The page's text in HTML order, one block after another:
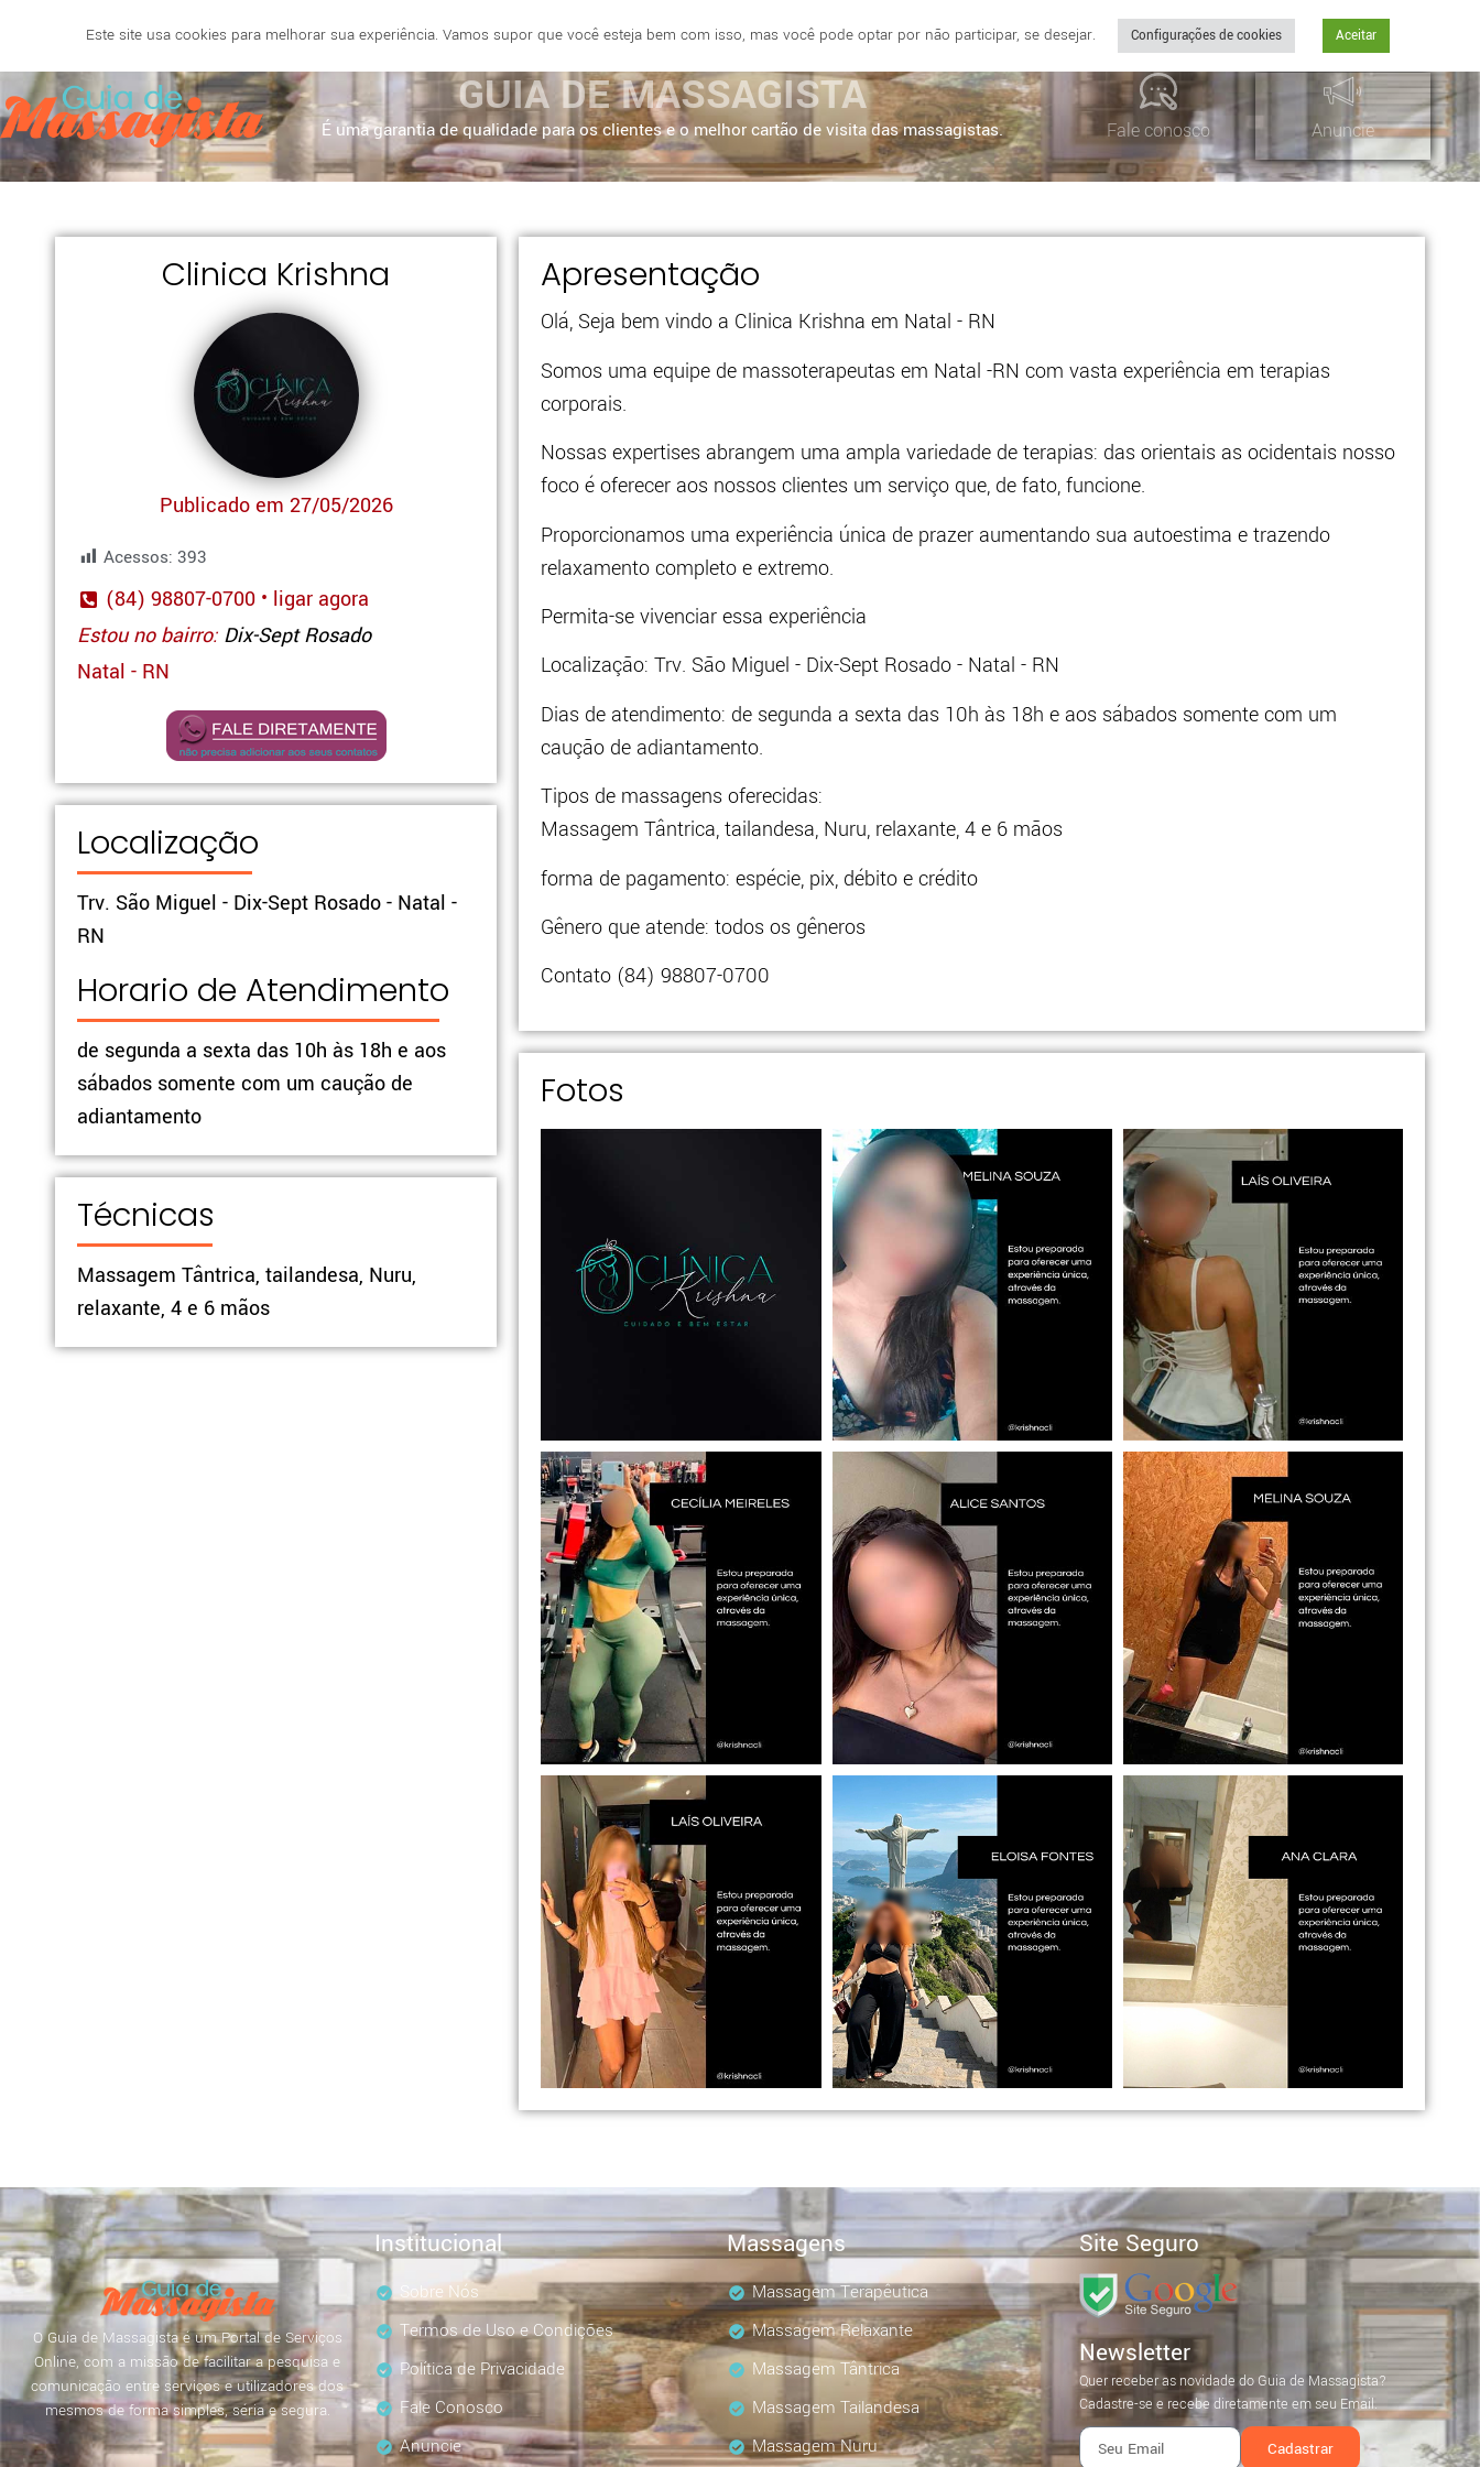
SALVADOR BELO HORIZONTE NATAL RECIFE FORTALEZA BRASÍLIA SÃO PAULO
GUIA DE MASSAGISTA
É uma garantia de qualidade para os clientes e o melhor cartão de visita das massagistas. Fale conosco Anuncie
Clinica Krishna
Publicado em 27/05/2026
Acessos: 393
(84) 98807-0700 • ligar agora
Estou no bairro: Dix-Sept Rosado
Natal - RN
Localização
Trv. São Miguel - Dix-Sept Rosado - Natal -
RN
Horario de Atendimento
de segunda a sexta das 10h às 18h e aos
sábados somente com um caução de
adiantamento
Técnicas
Massagem Tântrica, tailandesa, Nuru,
relaxante, 4 e 6 mãos
Apresentação
Olá, Seja bem vindo a Clinica Krishna em Natal - RN
Somos uma equipe de massoterapeutas em Natal -RN com vasta experiência em terapias
corporais.
Nossas expertises abrangem uma ampla variedade de terapias: das orientais as ocidentais nosso
foco é oferecer aos nossos clientes um serviço que, de fato, funcione.
Proporcionamos uma experiência única de prazer aumentando sua autoestima e trazendo
relaxamento completo e extremo.
Permita-se vivenciar essa experiência
Localização: Trv. São Miguel - Dix-Sept Rosado - Natal - RN
Dias de atendimento: de segunda a sexta das 10h às 18h e aos sábados somente com um
caução de adiantamento.
Tipos de massagens oferecidas:
Massagem Tântrica, tailandesa, Nuru, relaxante, 4 e 6 mãos
forma de pagamento: espécie, pix, débito e crédito
Gênero que atende: todos os gêneros
Contato (84) 98807-0700
Fotos
O Guia de Massagista é um Portal de Serviços
Online, com a missão de facilitar a pesquisa e
comunicação entre serviços e utilizadores dos
mesmos de forma simples, séria e segura.
Institucional
Sobre Nós
Termos de Uso e Condições
Política de Privacidade
Fale Conosco
Anuncie
Massagens
Massagem Terapêutica
Massagem Relaxante
Massagem Tântrica
Massagem Tailandesa
Massagem Nuru
Site Seguro
Newsletter
Quer receber as novidade do Guia de Massagista?
Cadastre-se e recebe diretamente em seu Email.
Cadastrar
Este site usa cookies para melhorar sua experiência. Vamos supor que você esteja bem com isso, mas você pode optar por não participar, se desejar. Configurações de cookies Aceitar